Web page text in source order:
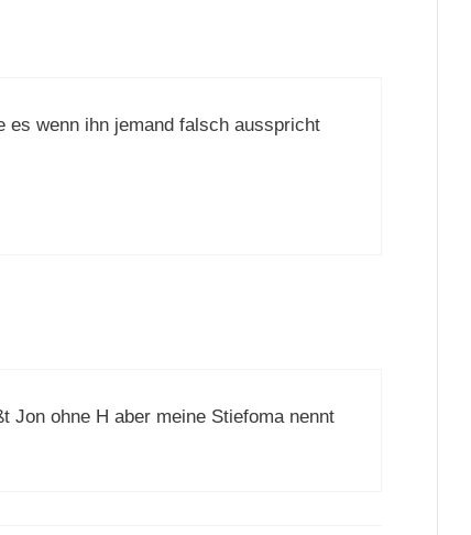
es wenn ihn jemand falsch ausspricht
Jon ohne H aber meine Stiefoma nennt